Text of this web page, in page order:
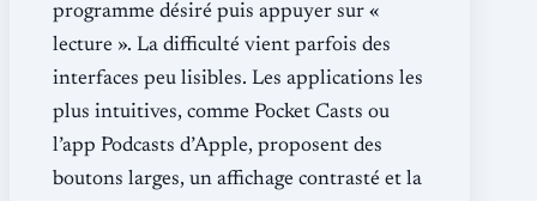
programme désiré puis appuyer sur «
lecture ». La difficulté vient parfois des
interfaces peu lisibles. Les applications les
plus intuitives, comme Pocket Casts ou
l’app Podcasts d’Apple, proposent des
boutons larges, un affichage contrasté et la